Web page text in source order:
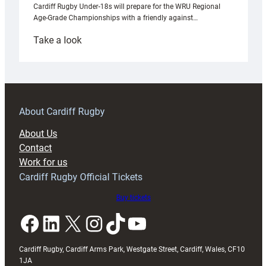
Cardiff Rugby Under-18s will prepare for the WRU Regional
Age-Grade Championships with a friendly against…
Take a look:
prepare
RAG
About Cardiff Rugby
About Us
Contact
Work for us
Cardiff Rugby Official Tickets
Buy tickets
Facebook LinkedIn X InstagramTikTok YouTube
Cardiff Rugby, Cardiff Arms Park, Westgate Street, Cardiff, Wales, CF10
1JA